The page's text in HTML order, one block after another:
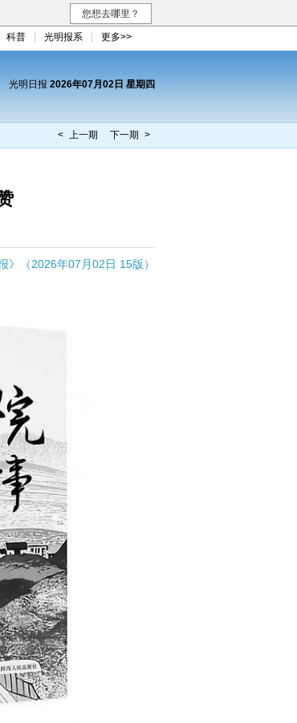
您想去哪里？
科普 光明报系 更多>>
光明日报 2026年07月02日 星期四
< 上一期 下一期 >
》（2026年07月02日 15版）